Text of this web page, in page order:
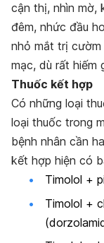
cận thị, nhìn mờ,
đêm, nhức đầu
nhỏ mắt trị
mạc, dù rất hiếm
Thuốc kết hợp
Có những loại
loại thuốc trong
bệnh nhân cần
kết hợp hiện có
Timolol +
Timolol +